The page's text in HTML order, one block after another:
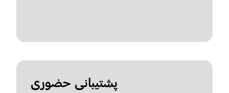
پشتیبانی حضوری